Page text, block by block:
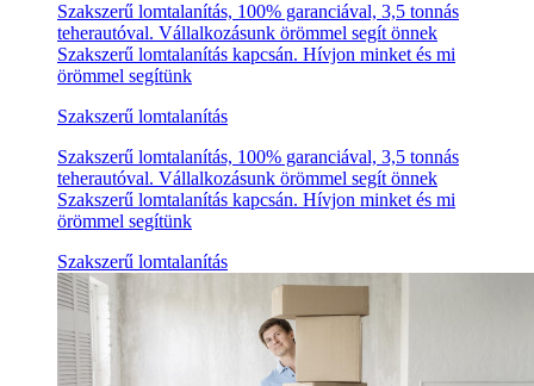
Szakszerű lomtalanítás, 100% garanciával, 3,5 tonnás
teherautóval. Vállalkozásunk örömmel segít önnek
Szakszerű lomtalanítás kapcsán. Hívjon minket és mi
örömmel segítünk
Szakszerű lomtalanítás
Szakszerű lomtalanítás, 100% garanciával, 3,5 tonnás
teherautóval. Vállalkozásunk örömmel segít önnek
Szakszerű lomtalanítás kapcsán. Hívjon minket és mi
örömmel segítünk
Szakszerű lomtalanítás